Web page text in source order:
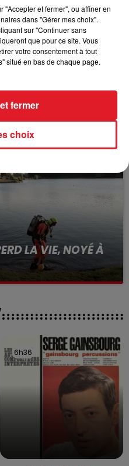
HOMICIDE
le logement servait
LA VIE, NOYÉ À
6h36
6h36
"Accepter et fermer", ou affiner en
dans "Gérer mes choix".
sur "Continuer sans
que pour ce site. Vous
votre consentement à tout
situé en bas de chaque page.
choix
fermer